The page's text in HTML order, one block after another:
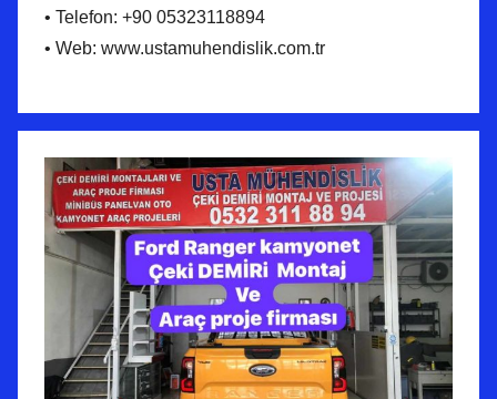
• Telefon: +90 05323118894
• Web: www.ustamuhendislik.com.tr